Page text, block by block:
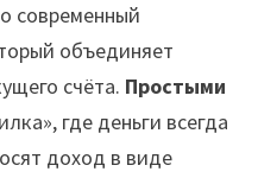
современный
объединяет
счёта. Простыми
где деньги всегда
доход в виде